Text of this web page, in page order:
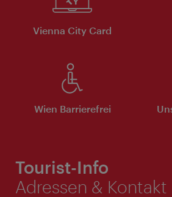
Vienna City Card
Wien Barrierefrei
Tourist-Info
Adressen & Kontakt